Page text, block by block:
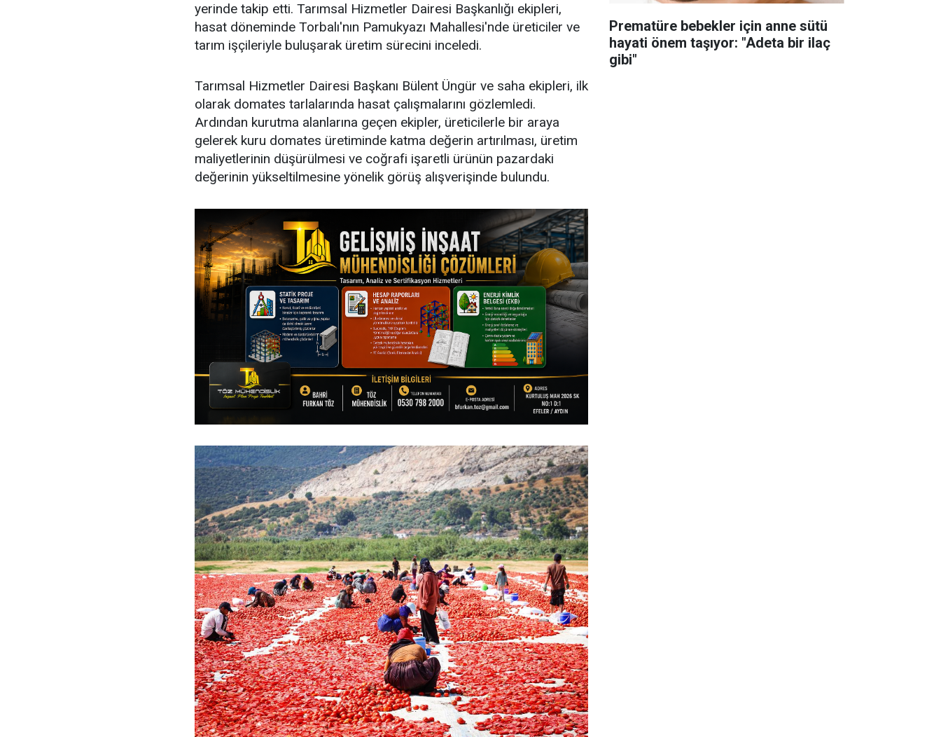
yerinde takip etti. Tarımsal Hizmetler Dairesi Başkanlığı ekipleri,
hasat döneminde Torbalı'nın Pamukyazı Mahallesi'nde üreticiler ve
tarım işçileriyle buluşarak üretim sürecini inceledi.
Tarımsal Hizmetler Dairesi Başkanı Bülent Üngür ve saha ekipleri, ilk
olarak domates tarlalarında hasat çalışmalarını gözlemledi.
Ardından kurutma alanlarına geçen ekipler, üreticilerle bir araya
gelerek kuru domates üretiminde katma değerin artırılması, üretim
maliyetlerinin düşürülmesi ve coğrafi işaretli ürünün pazardaki
değerinin yükseltilmesine yönelik görüş alışverişinde bulundu.
Prematüre bebekler için anne sütü
hayati önem taşıyor: "Adeta bir ilaç
gibi"